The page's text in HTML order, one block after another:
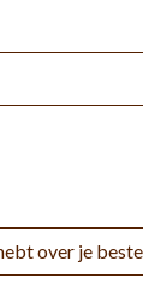
over je